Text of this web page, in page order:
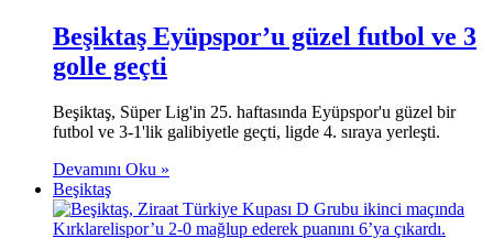
Beşiktaş Eyüpspor’u güzel futbol ve 3
golle geçti
Beşiktaş, Süper Lig'in 25. haftasında Eyüpspor'u güzel bir
futbol ve 3-1'lik galibiyetle geçti, ligde 4. sıraya yerleşti.
Devamını Oku »
Beşiktaş